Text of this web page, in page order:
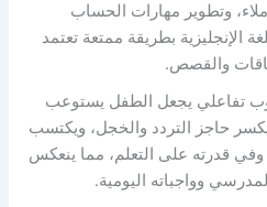
وتطوير مهارات الحساب
الإنجليزية بطريقة ممتعة تعتمد
والقصص.
تفاعلي يجعل الطفل يستوعب
حاجز التردد والخجل، ويكتسب
قدرته على التعلم، مما ينعكس
وواجباته اليومية.